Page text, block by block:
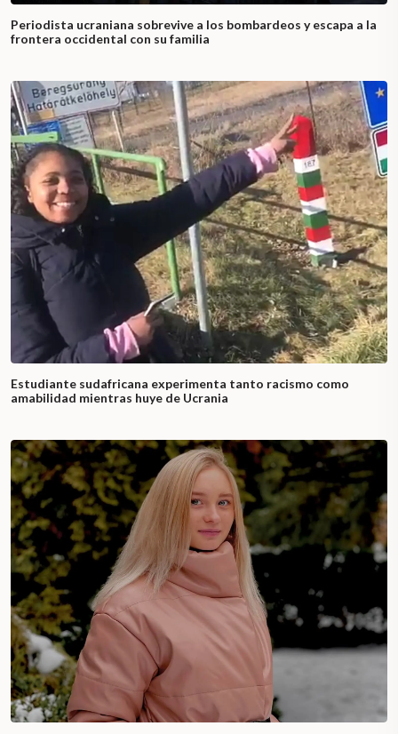
Periodista ucraniana sobrevive a los bombardeos y escapa a la
frontera occidental con su familia
Estudiante sudafricana experimenta tanto racismo como
amabilidad mientras huye de Ucrania